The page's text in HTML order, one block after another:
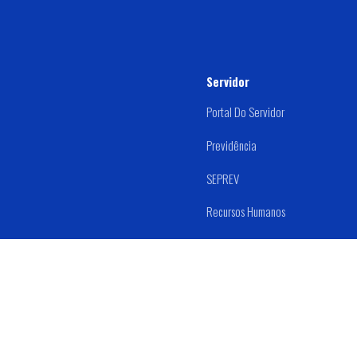
Servidor
Portal Do Servidor
Previdência
SEPREV
Recursos Humanos
Estágio